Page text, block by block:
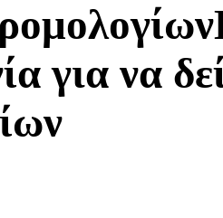
για να